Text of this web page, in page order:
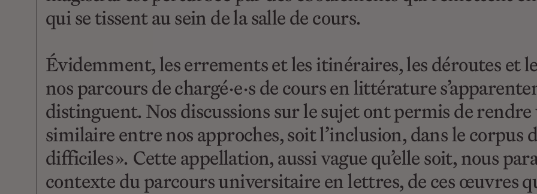
qui se tissent au sein de la salle de cours.
Évidemment, les errements et les itinéraires, les déroutes et
nos parcours de chargé·e·s de cours en littérature
distinguent. Nos discussions sur le sujet ont permis de
similaire entre nos approches, soit l’inclusion, dans le corpus
difficiles ». Cette appellation, aussi vague qu’elle soit, nous
contexte du parcours universitaire en lettres, de ces œuvres